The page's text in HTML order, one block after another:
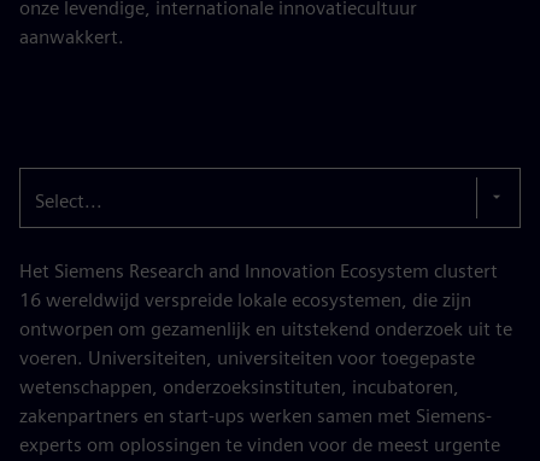
onze levendige, internationale innovatiecultuur
aanwakkert.
Select...
Het Siemens Research and Innovation Ecosystem clustert
16 wereldwijd verspreide lokale ecosystemen, die zijn
ontworpen om gezamenlijk en uitstekend onderzoek uit te
voeren. Universiteiten, universiteiten voor toegepaste
wetenschappen, onderzoeksinstituten, incubatoren,
zakenpartners en start-ups werken samen met Siemens-
experts om oplossingen te vinden voor de meest urgente